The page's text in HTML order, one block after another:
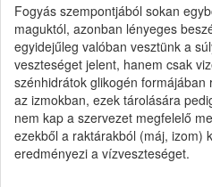
Fogyás szempontjából sokan
maguktól, azonban lényeges
egyidejűleg valóban vesztünk a
veszteséget jelent, hanem csak
szénhidrátok glikogén
az izmokban, ezek tárolására
nem kap a szervezet megfelelő
ezekből a raktárakból (máj, izom)
eredményezi a vízveszteséget.